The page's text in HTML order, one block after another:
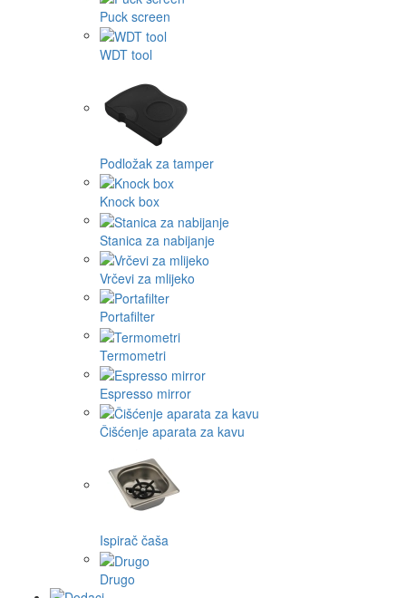
Puck screen
WDT tool
Podložak za tamper
Knock box
Stanica za nabijanje
Vrčevi za mlijeko
Portafilter
Termometri
Espresso mirror
Čišćenje aparata za kavu
Ispirač čaša
Drugo